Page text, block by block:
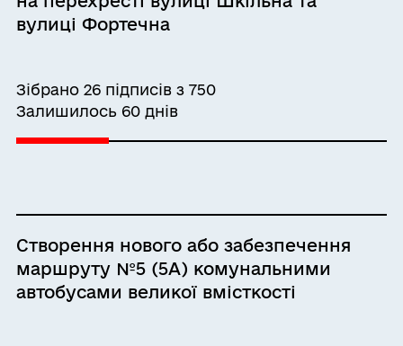
вулиці Фортечна
Зібрано 26 підписів з 750
Залишилось 60 днів
Створення нового або забезпечення
маршруту №5 (5А) комунальними
автобусами великої вмісткості